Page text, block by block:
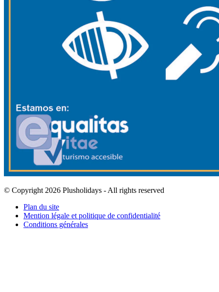
© Copyright 2026 Plusholidays - All rights reserved
Plan du site
Mention légale et politique de confidentialité
Conditions générales